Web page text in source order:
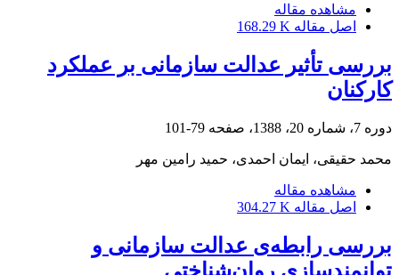
مشاهده مقاله
اصل مقاله 168.29 K
بررسی تأثیر عدالت سازمانی بر عملکرد
کارکنان
دوره 7، شماره 20، 1388، صفحه 79-101
محمد حقیقی، ایمان احمدی، حمید رامین مهر
مشاهده مقاله
اصل مقاله 304.27 K
بررسی رابطه‌ی عدالت سازمانی و